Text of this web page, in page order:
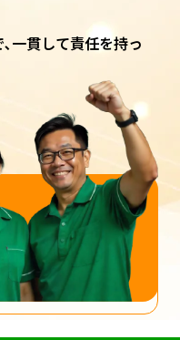
一貫して責任を持っ